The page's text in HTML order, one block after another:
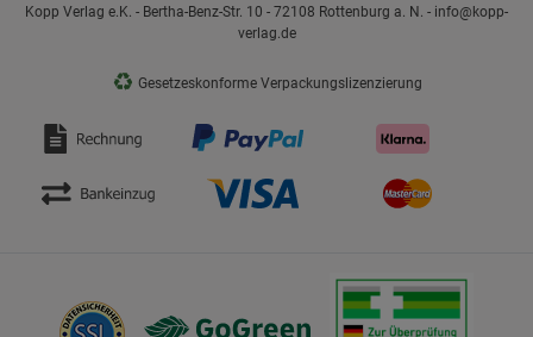
Kopp Verlag e.K. - Bertha-Benz-Str. 10 - 72108 Rottenburg a. N. - info@kopp-
verlag.de
♻ Gesetzeskonforme Verpackungslizenzierung